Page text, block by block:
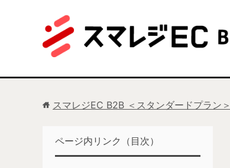
スマレジEC B2B ＜スタンダードプラン
ページ内リンク（目次）